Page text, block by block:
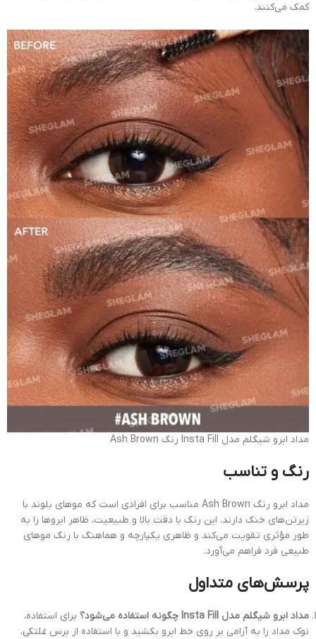
کمک می‌کنند.
مداد ابرو شیگلم مدل Insta Fill رنگ Ash Brown
رنگ و تناسب
مداد ابرو رنگ Ash Brown مناسب برای افرادی است که موهای بلوند با
زیرتن‌های خنک دارند. این رنگ با دقت بالا و طبیعیت، ظاهر ابروها را به
طور مؤثری تقویت می‌کند و ظاهری یکپارچه و هماهنگ با رنگ موهای
طبیعی فرد فراهم می‌آورد.
پرسش‌های متداول
مداد ابرو شیگلم مدل Insta Fill چگونه استفاده می‌شود؟
برای استفاده،
نوک مداد را به آرامی بر روی خط ابرو بکشید و با استفاده از برس غلتکی،